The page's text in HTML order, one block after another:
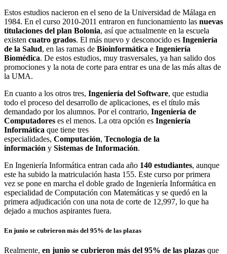
Estos estudios nacieron en el seno de la Universidad de Málaga en
1984. En el curso 2010-2011 entraron en funcionamiento las nuevas
titulaciones del plan Bolonia, así que actualmente en la escuela
existen cuatro grados. El más nuevo y desconocido es Ingeniería
de la Salud, en las ramas de Bioinformática e Ingeniería
Biomédica. De estos estudios, muy trasversales, ya han salido dos
promociones y la nota de corte para entrar es una de las más altas de
la UMA.
En cuanto a los otros tres, Ingeniería del Software, que estudia
todo el proceso del desarrollo de aplicaciones, es el título más
demandado por los alumnos. Por el contrario, Ingeniería de
Computadores es el menos. La otra opción es Ingeniería
Informática que tiene tres
especialidades, Computación, Tecnología de la
información y Sistemas de Información.
En Ingeniería Informática entran cada año 140 estudiantes, aunque
este ha subido la matriculación hasta 155. Este curso por primera
vez se pone en marcha el doble grado de Ingeniería Informática en
especialidad de Computación con Matemáticas y se quedó en la
primera adjudicación con una nota de corte de 12,997, lo que ha
dejado a muchos aspirantes fuera.
En junio se cubrieron más del 95% de las plazas
Realmente, en junio se cubrieron más del 95% de las plazas que